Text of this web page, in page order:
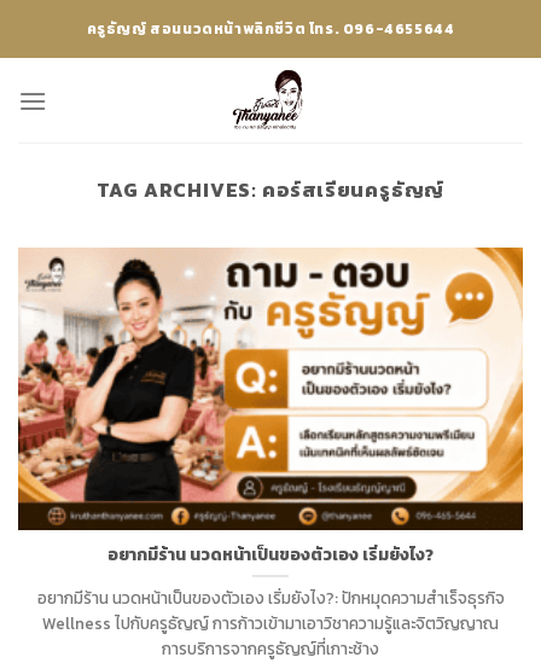
ครูธัญญ์ สอนนวดหน้าพลิกชีวิต โทร. 096-4655644
TAG ARCHIVES: คอร์สเรียนครูธัญญ์
อยากมีร้าน นวดหน้าเป็นของตัวเอง เริ่มยังไง?
อยากมีร้าน นวดหน้าเป็นของตัวเอง เริ่มยังไง?: ปักหมุดความสำเร็จธุรกิจ
Wellness ไปกับครูธัญญ์ การก้าวเข้ามาเอาวิชาความรู้และจิตวิญญาณ
การบริการจากครูธัญญ์ที่เกาะช้าง